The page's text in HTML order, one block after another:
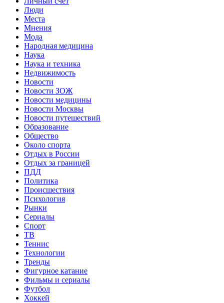
Люди
Места
Мнения
Мода
Народная медицина
Наука
Наука и техника
Недвижимость
Новости
Новости ЗОЖ
Новости медицины
Новости Москвы
Новости путешествий
Образование
Общество
Около спорта
Отдых в России
Отдых за границей
ПДД
Политика
Происшествия
Психология
Рынки
Сериалы
Спорт
ТВ
Теннис
Технологии
Тренды
Фигурное катание
Фильмы и сериалы
Футбол
Хоккей